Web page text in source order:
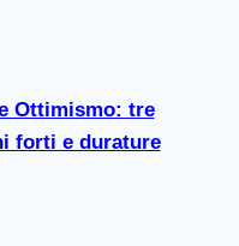
Ottimismo: tre
forti e durature